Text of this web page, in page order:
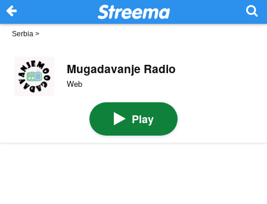
Serbia >
Mugadavanje Radio
Web
Play